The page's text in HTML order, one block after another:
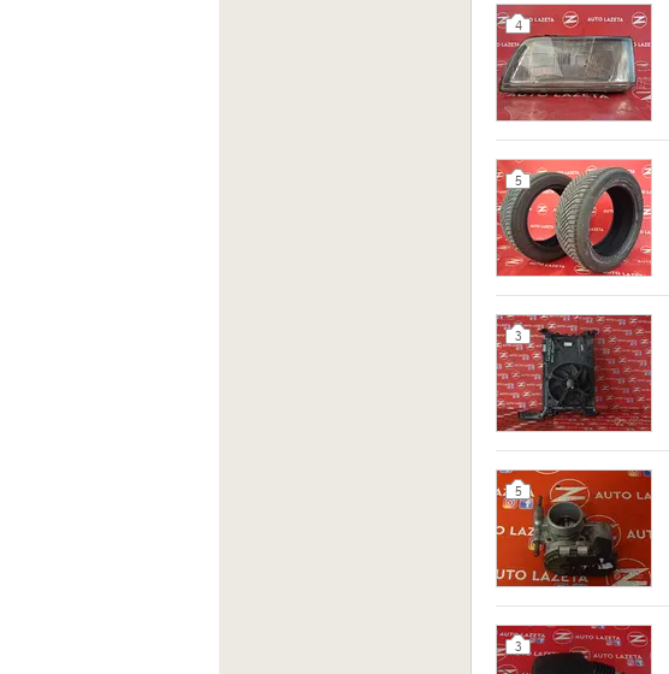
4
5
3
5
3